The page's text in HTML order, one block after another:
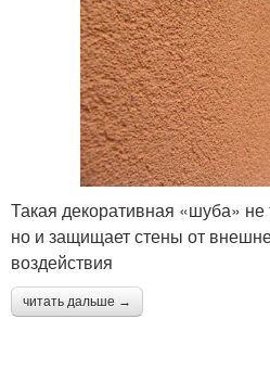
Такая декоративная «шуба»
но и защищает стены от
воздействия
читать дальше →